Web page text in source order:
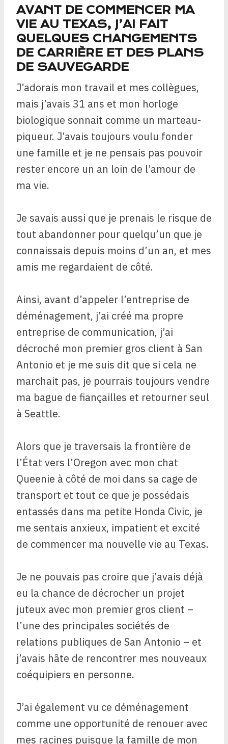
AVANT DE COMMENCER MA
VIE AU TEXAS, J’AI FAIT
QUELQUES CHANGEMENTS
DE CARRIÈRE ET DES PLANS
DE SAUVEGARDE
J’adorais mon travail et mes collègues,
mais j’avais 31 ans et mon horloge
biologique sonnait comme un marteau-
piqueur. J’avais toujours voulu fonder
une famille et je ne pensais pas pouvoir
rester encore un an loin de l’amour de
ma vie.
Je savais aussi que je prenais le risque de
tout abandonner pour quelqu’un que je
connaissais depuis moins d’un an, et mes
amis me regardaient de côté.
Ainsi, avant d’appeler l’entreprise de
déménagement, j’ai créé ma propre
entreprise de communication, j’ai
décroché mon premier gros client à San
Antonio et je me suis dit que si cela ne
marchait pas, je pourrais toujours vendre
ma bague de fiançailles et retourner seul
à Seattle.
Alors que je traversais la frontière de
l’État vers l’Oregon avec mon chat
Queenie à côté de moi dans sa cage de
transport et tout ce que je possédais
entassés dans ma petite Honda Civic, je
me sentais anxieux, impatient et excité
de commencer ma nouvelle vie au Texas.
Je ne pouvais pas croire que j’avais déjà
eu la chance de décrocher un projet
juteux avec mon premier gros client – ​​
l’une des principales sociétés de
relations publiques de San Antonio – et
j’avais hâte de rencontrer mes nouveaux
coéquipiers en personne.
J’ai également vu ce déménagement
comme une opportunité de renouer avec
mes racines puisque la famille de mon